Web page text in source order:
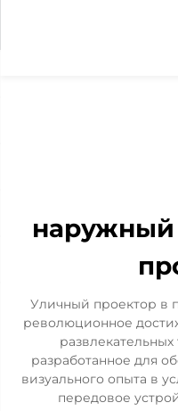
наружный
Уличный проектор в
революционное
разработанное для
визуального опыта в
передовое